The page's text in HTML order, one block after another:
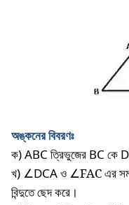
অঙ্কনেরবিবরণঃ
ক) ABC ত্রিভুজেরBC কেD
খ) ∠DCA ও ∠FACএর
বিন্দুতে ছেদ করে।